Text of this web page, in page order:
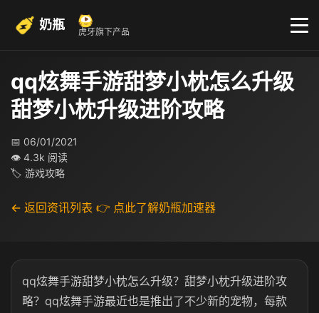
奶瓶 虎牙旗下产品
qq炫舞手游甜梦小枕怎么升级
甜梦小枕升级进阶攻略
📅 06/01/2021
👁 4.3k 阅读
🏷 游戏攻略
← 返回资讯列表 👉 点此了解奶瓶加速器
qq炫舞手游甜梦小枕怎么升级？甜梦小枕升级进阶攻
略？qq炫舞手游最近也是推出了不少新的宠物，每款